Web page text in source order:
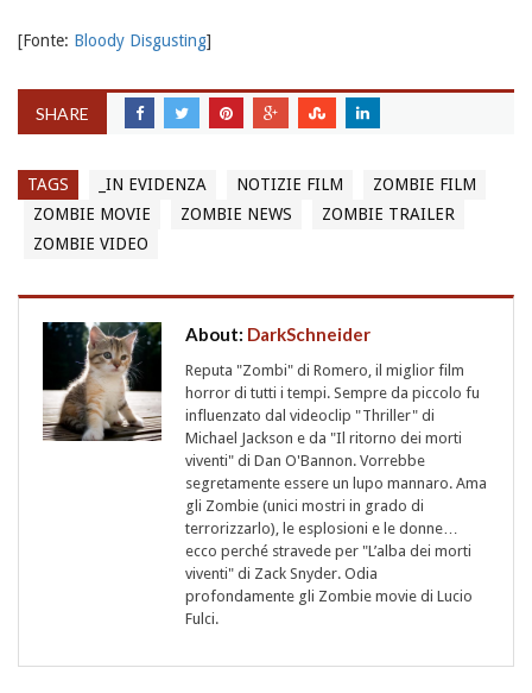
[Fonte: Bloody Disgusting]
SHARE
TAGS _IN EVIDENZA NOTIZIE FILM
ZOMBIE FILM
ZOMBIE MOVIE
ZOMBIE NEWS
ZOMBIE TRAILER
ZOMBIE VIDEO
About: DarkSchneider
Reputa "Zombi" di Romero, il miglior film
horror di tutti i tempi. Sempre da piccolo fu
influenzato dal videoclip "Thriller" di
Michael Jackson e da "Il ritorno dei morti
viventi" di Dan O'Bannon. Vorrebbe
segretamente essere un lupo mannaro. Ama
gli Zombie (unici mostri in grado di
terrorizzarlo), le esplosioni e le donne…
ecco perché stravede per "L’alba dei morti
viventi" di Zack Snyder. Odia
profondamente gli Zombie movie di Lucio
Fulci.